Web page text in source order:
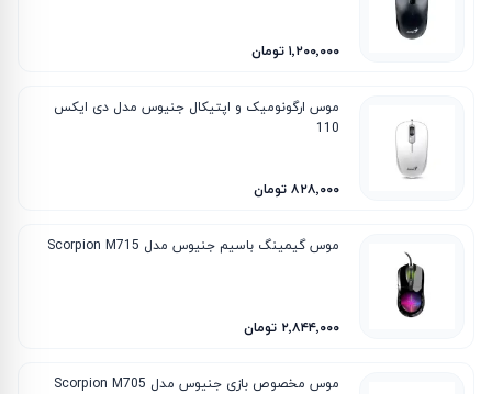
۱٬۲۰۰٬۰۰۰ تومان
موس ارگونومیک و اپتیکال جنیوس مدل دی ایکس
110
۸۲۸٬۰۰۰ تومان
موس گیمینگ باسیم جنیوس مدل Scorpion M715
۲٬۸۴۴٬۰۰۰ تومان
موس مخصوص بازی جنیوس مدل Scorpion M705